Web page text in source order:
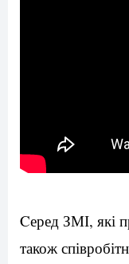
Cеред ЗМІ, які
також